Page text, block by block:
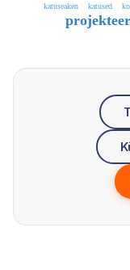
katuseaken katused